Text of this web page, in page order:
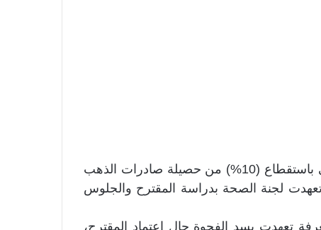
دفعت غرفة مستوردي الادوية بمقترح للبرلمان يقضي باستقطاع (10%) من حصيلة صادرات الذهب
الدوائي البالغة (42%)، فيما تعهدت لجنة الصحة بدراسة المقترح والجلوس
تعهدت بسد الفجوة حال اعتماد المقترح،